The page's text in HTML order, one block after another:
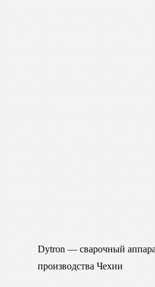
Dytron — сварочный
производства Чехии